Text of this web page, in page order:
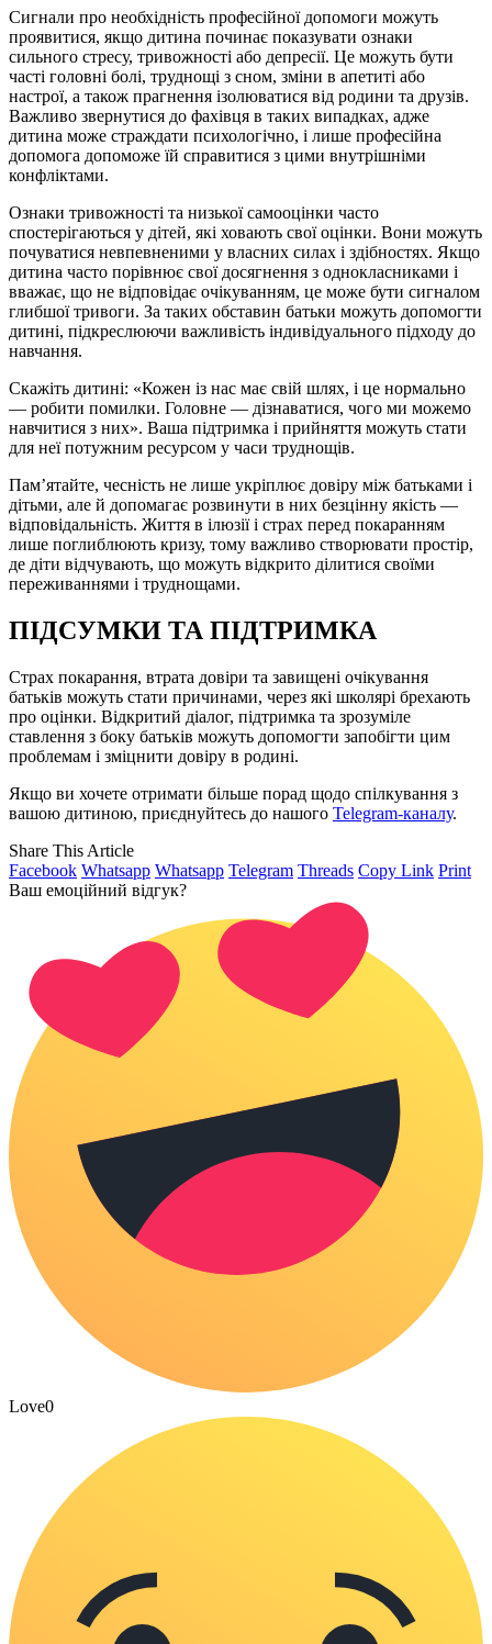
Сигнали про необхідність професійної допомоги можуть
проявитися, якщо дитина починає показувати ознаки
сильного стресу, тривожності або депресії. Це можуть бути
часті головні болі, труднощі з сном, зміни в апетиті або
настрої, а також прагнення ізолюватися від родини та друзів.
Важливо звернутися до фахівця в таких випадках, адже
дитина може страждати психологічно, і лише професійна
допомога допоможе їй справитися з цими внутрішніми
конфліктами.
Ознаки тривожності та низької самооцінки часто
спостерігаються у дітей, які ховають свої оцінки. Вони можуть
почуватися невпевненими у власних силах і здібностях. Якщо
дитина часто порівнює свої досягнення з однокласниками і
вважає, що не відповідає очікуванням, це може бути сигналом
глибшої тривоги. За таких обставин батьки можуть допомогти
дитині, підкреслюючи важливість індивідуального підходу до
навчання.
Скажіть дитині: «Кожен із нас має свій шлях, і це нормально
— робити помилки. Головне — дізнаватися, чого ми можемо
навчитися з них». Ваша підтримка і прийняття можуть стати
для неї потужним ресурсом у часи труднощів.
Пам’ятайте, чесність не лише укріплює довіру між батьками і
дітьми, але й допомагає розвинути в них безцінну якість —
відповідальність. Життя в ілюзії і страх перед покаранням
лише поглиблюють кризу, тому важливо створювати простір,
де діти відчувають, що можуть відкрито ділитися своїми
переживаннями і труднощами.
ПІДСУМКИ ТА ПІДТРИМКА
Страх покарання, втрата довіри та завищені очікування
батьків можуть стати причинами, через які школярі брехають
про оцінки. Відкритий діалог, підтримка та зрозуміле
ставлення з боку батьків можуть допомогти запобігти цим
проблемам і зміцнити довіру в родині.
Якщо ви хочете отримати більше порад щодо спілкування з
вашою дитиною, приєднуйтесь до нашого Telegram-каналу.
Share This Article
Facebook Whatsapp Whatsapp Telegram Threads Copy Link Print
Ваш емоційний відгук?
Love0